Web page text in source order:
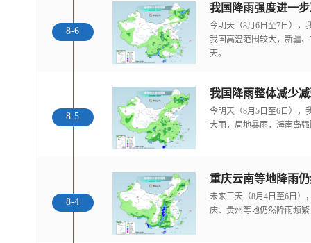
8-6
今明天（8月6日至7日），
我国高温范围较大，新疆
天。
8-5
我国降雨整体减少
今明天（8月5日至6日），
大雨，局地暴雨，海南岛
8-4
重庆云南等地降雨
未来三天（8月4日至6日）
庆、贵州等地仍然降雨频